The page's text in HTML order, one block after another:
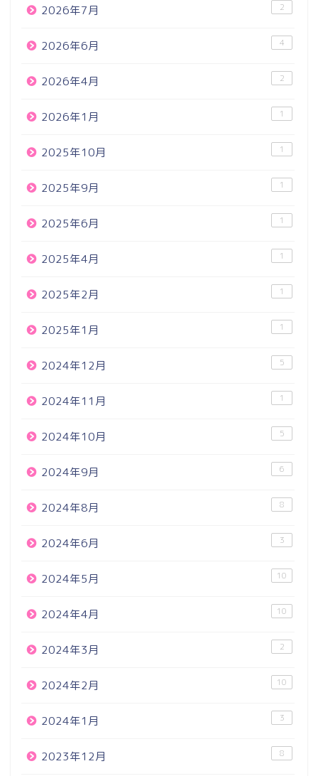
2026年7月 2
2026年6月 4
2026年4月 2
2026年1月 1
2025年10月 1
2025年9月 1
2025年6月 1
2025年4月 1
2025年2月 1
2025年1月 1
2024年12月 5
2024年11月 1
2024年10月 5
2024年9月 6
2024年8月 8
2024年6月 3
2024年5月 10
2024年4月 10
2024年3月 2
2024年2月 10
2024年1月 3
2023年12月 8